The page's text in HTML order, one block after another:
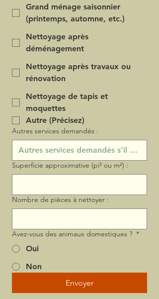
Grand ménage saisonnier
(printemps, automne, etc.)
Nettoyage après
déménagement
Nettoyage après travaux ou
rénovation
Nettoyage de tapis et
moquettes
Autre (Précisez)
Autres services demandés :
Superficie approximative (pi² ou m²) :
Nombre de pièces à nettoyer :
Avez-vous des animaux domestiques ? *
Oui
Non
Envoyer